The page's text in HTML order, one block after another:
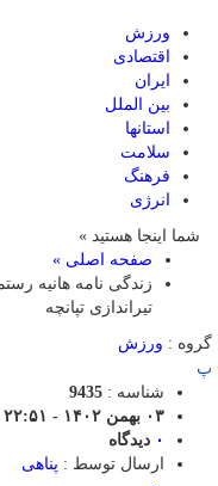
ورزش
اقتصادی
ایران
بین الملل
استانها
سلامت
فرهنگ
انرژی
شما اینجا هستید »
صفحه اصلی »
زندگی نامه هانیه
تیراندازی تپانچه
گروه : ورزش
پ
شناسه : 9435
۰۳ بهمن ۱۴۰۲ - ۲۲:۵۱
۰ دیدگاه
ارسال توسط : پناهی